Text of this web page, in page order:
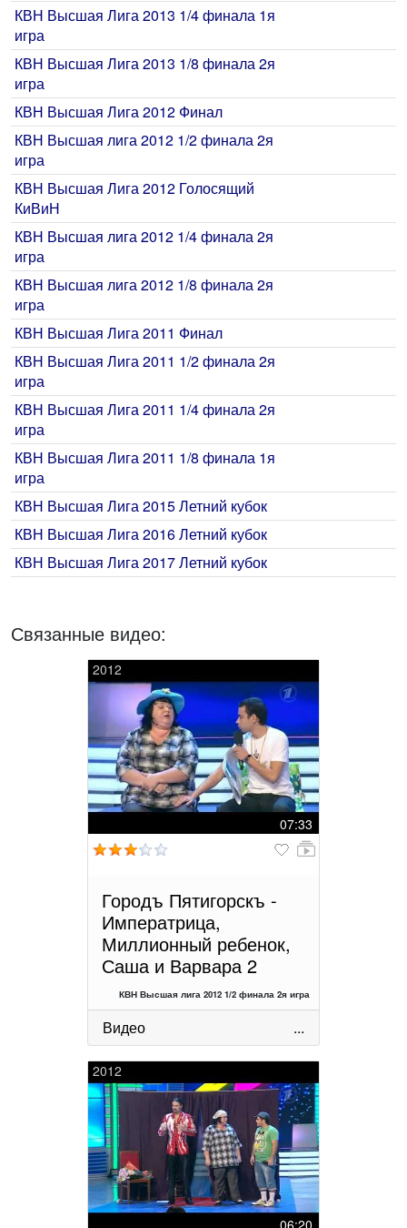
КВН Высшая Лига 2013 1/4 финала 1я
игра
КВН Высшая Лига 2013 1/8 финала 2я
игра
КВН Высшая Лига 2012 Финал
КВН Высшая лига 2012 1/2 финала 2я
игра
КВН Высшая Лига 2012 Голосящий
КиВиН
КВН Высшая лига 2012 1/4 финала 2я
игра
КВН Высшая лига 2012 1/8 финала 2я
игра
КВН Высшая Лига 2011 Финал
КВН Высшая Лига 2011 1/2 финала 2я
игра
КВН Высшая Лига 2011 1/4 финала 2я
игра
КВН Высшая Лига 2011 1/8 финала 1я
игра
КВН Высшая Лига 2015 Летний кубок
КВН Высшая Лига 2016 Летний кубок
КВН Высшая Лига 2017 Летний кубок
Связанные видео:
2012
07:33
Городъ Пятигорскъ -
Императрица,
Миллионный ребенок,
Саша и Варвара 2
КВН Высшая лига 2012 1/2 финала 2я игра
Видео ...
2012